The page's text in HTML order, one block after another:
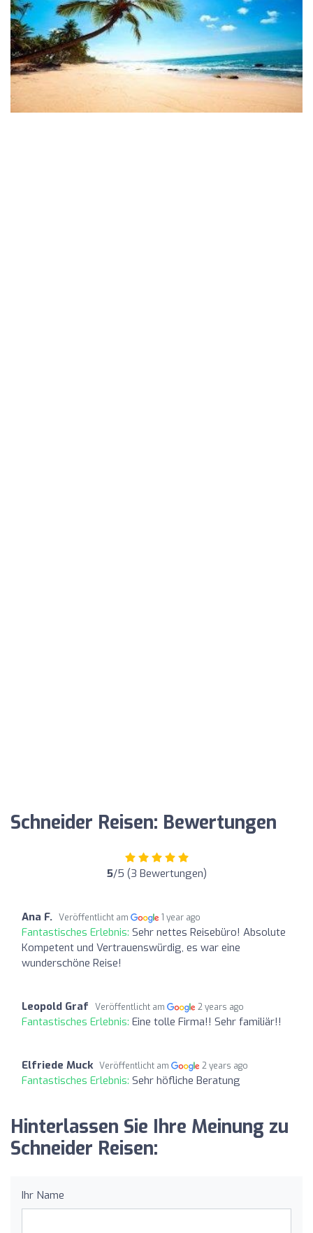
Schneider Reisen: Bewertungen
5/5 (3 Bewertungen)
Ana F. Veröffentlicht am 1 year ago
Fantastisches Erlebnis: Sehr nettes Reisebüro! Absolute
Kompetent und Vertrauenswürdig, es war eine
wunderschöne Reise!
Leopold Graf Veröffentlicht am 2 years ago
Fantastisches Erlebnis: Eine tolle Firma!! Sehr familiär!!
Elfriede Muck Veröffentlicht am 2 years ago
Fantastisches Erlebnis: Sehr höfliche Beratung
Hinterlassen Sie Ihre Meinung zu
Schneider Reisen:
Ihr Name